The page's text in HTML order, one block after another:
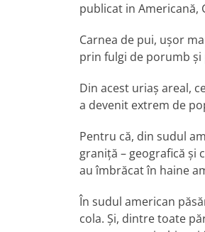
publicat in Americană,
Carnea de pui, uşor
prin fulgi de porumb
Din acest uriaş areal,
a devenit extrem de
Pentru că, din sudul
graniţă – geografică şi
au îmbrăcat în haine
În sudul american
cola. Şi, dintre toate